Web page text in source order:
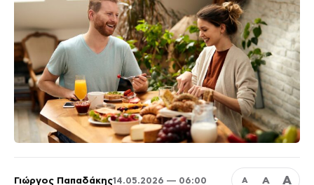
Γιώργος Παπαδάκης14.05.2026 — 06:00 Α Α Α